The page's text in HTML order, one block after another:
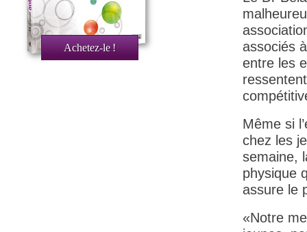
Achetez-le !
associés
entre les
Même si
chez les
semaine,
physique
assure le
«Notre